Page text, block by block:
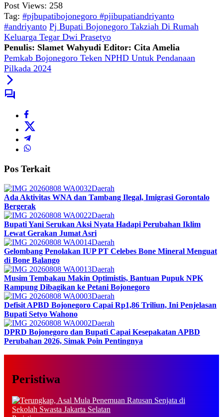
Post Views: 258
Tag: #pjbupatibojonegoro #pjibupatiandriyanto
#andriyanto Pj Bupati Bojonegoro Takziah Di Rumah
Keluarga Tegar Dwi Prasetyo
Penulis: Slamet Wahyudi Editor: Cita Amelia
Pemkab Bojonegoro Teken NPHD Untuk Pendanaan
Pilkada 2024
Pos Terkait
Daerah
Ada Aktivitas WNA dan Tambang Ilegal, Imigrasi Gorontalo
Bergerak
Daerah
Bupati Yani Serukan Aksi Nyata Hadapi Perubahan Iklim
Lewat Gerakan Jumat Asri
Daerah
Gelombang Penolakan IUP PT Celebes Bone Mineral Menguat
di Bone Balango
Daerah
Musim Tembakau Makin Optimistis, Bantuan Pupuk NPK
Rampung Dibagikan ke Petani Bojonegoro
Daerah
Defisit APBD Bojonegoro Capai Rp1,86 Triliun, Ini Penjelasan
Bupati Setyo Wahono
Daerah
DPRD Bojonegoro dan Bupati Capai Kesepakatan APBD
Perubahan 2026, Simak Poin Pentingnya
Peristiwa